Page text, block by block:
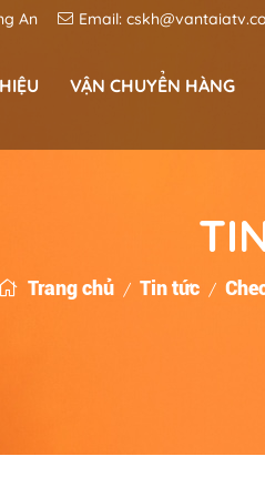
An Email:
VẬN CHUYỂN HÀNG
Trang chủ Tin tức